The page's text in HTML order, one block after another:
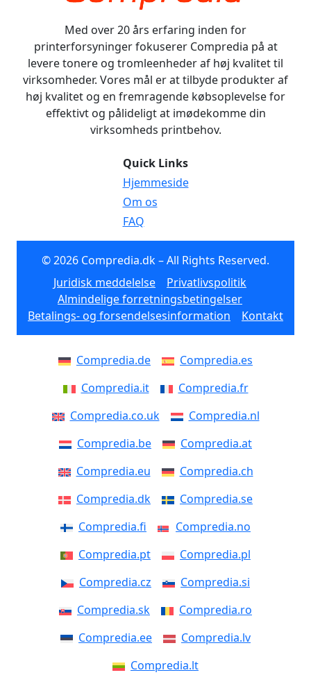
Med over 20 års erfaring inden for
printerforsyninger fokuserer Compredia på at
levere tonere og tromleenheder af høj kvalitet til
virksomheder. Vores mål er at tilbyde produkter af
høj kvalitet og en fremragende købsoplevelse for
effektivt og pålideligt at imødekomme din
virksomheds printbehov.
Quick Links
Hjemmeside
Om os
FAQ
© 2026 Compredia.dk – All Rights Reserved.
Juridisk meddelelse
Privatlivspolitik
Almindelige forretningsbetingelser
Betalings- og forsendelsesinformation
Kontakt
Compredia.de
Compredia.es
Compredia.it
Compredia.fr
Compredia.co.uk
Compredia.nl
Compredia.be
Compredia.at
Compredia.eu
Compredia.ch
Compredia.dk
Compredia.se
Compredia.fi
Compredia.no
Compredia.pt
Compredia.pl
Compredia.cz
Compredia.si
Compredia.sk
Compredia.ro
Compredia.ee
Compredia.lv
Compredia.lt